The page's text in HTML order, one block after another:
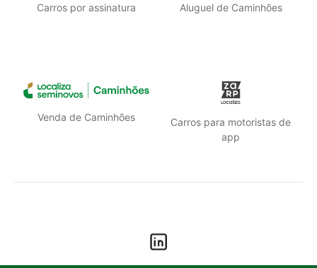
Carros por assinatura Aluguel de Caminhões
Venda de Caminhões
Carros para motoristas de
app